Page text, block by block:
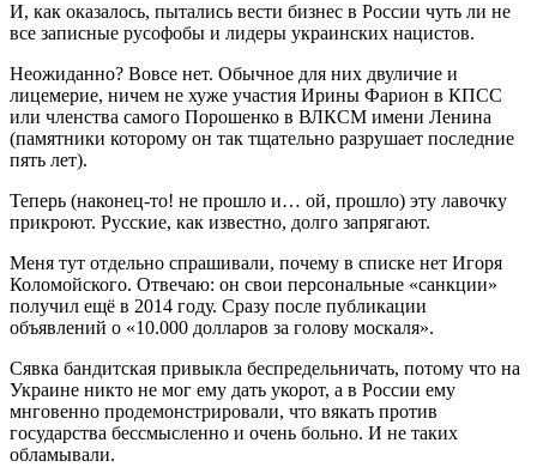
И, как оказалось, пытались вести бизнес в России чуть ли не
все записные русофобы и лидеры украинских нацистов.
Неожиданно? Вовсе нет. Обычное для них двуличие и
лицемерие, ничем не хуже участия Ирины Фарион в КПСС
или членства самого Порошенко в ВЛКСМ имени Ленина
(памятники которому он так тщательно разрушает последние
пять лет).
Теперь (наконец-то! не прошло и… ой, прошло) эту лавочку
прикроют. Русские, как известно, долго запрягают.
Меня тут отдельно спрашивали, почему в списке нет Игоря
Коломойского. Отвечаю: он свои персональные «санкции»
получил ещё в 2014 году. Сразу после публикации
объявлений о «10.000 долларов за голову москаля».
Сявка бандитская привыкла беспредельничать, потому что на
Украине никто не мог ему дать укорот, а в России ему
мнговенно продемонстрировали, что вякать против
государства бессмысленно и очень больно. И не таких
обламывали.